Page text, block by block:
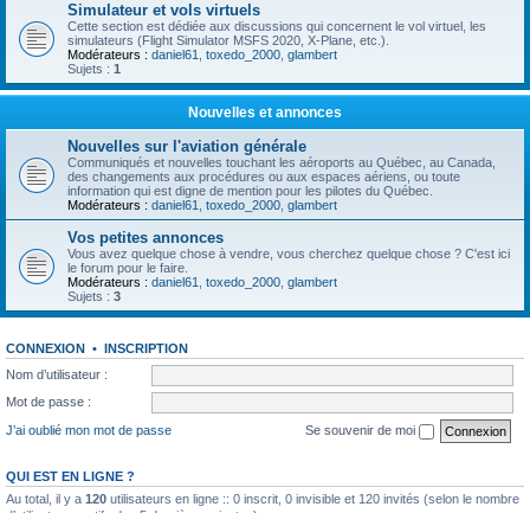
Simulateur et vols virtuels
Cette section est dédiée aux discussions qui concernent le vol virtuel, les
simulateurs (Flight Simulator MSFS 2020, X-Plane, etc.).
Modérateurs : daniel61 toxedo_2000 glambert
Sujets : 1
Nouvelles et annonces
Nouvelles sur l'aviation générale
Communiqués et nouvelles touchant les aéroports au Québec, au Canada,
des changements aux procédures ou aux espaces aériens, ou toute
information qui est digne de mention pour les pilotes du Québec.
Modérateurs : daniel61 toxedo_2000 glambert
Vos petites annonces
Vous avez quelque chose à vendre, vous cherchez quelque chose ? C'est ici
le forum pour le faire.
Modérateurs : daniel61 toxedo_2000 glambert
Sujets : 3
CONNEXION • INSCRIPTION
Nom d’utilisateur :
Mot de passe :
J’ai oublié mon mot de passe
Se souvenir de moi
QUI EST EN LIGNE ?
Au total, il y a 120 utilisateurs en ligne :: 0 inscrit, 0 invisible et 120 invités (selon le nombre